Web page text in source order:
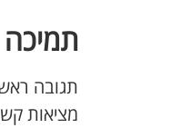
תמיכה
תגובה
מציאות
מצב שחור - לבן